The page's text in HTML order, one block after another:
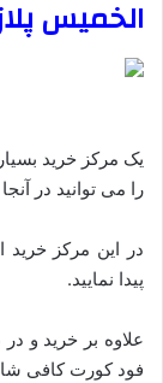
الخمیس
یک مرکز خرید
را می توانید در آنجا
در این مرکز خرید
پیدا نمایید.
علاوه بر خرید و
فود کورت کافی